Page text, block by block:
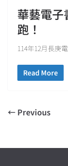
華藝電子
跑！
114年12月長庚
Read More
← Previous